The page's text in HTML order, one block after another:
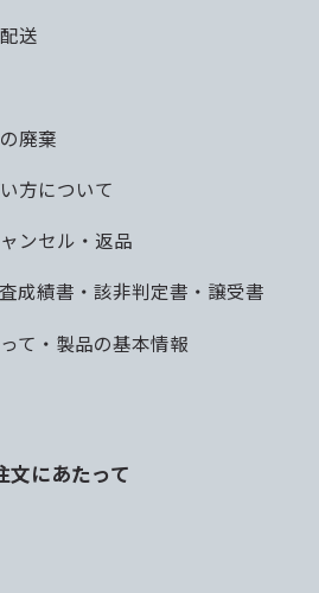
送
廃棄
方について
ンセル・返品
成績書・該非判定書・譲受書
て・製品の基本情報
文にあたって